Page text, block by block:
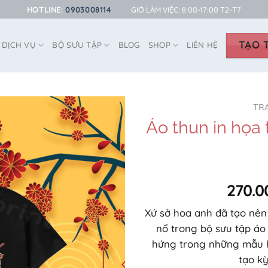
HOTLINE:0903008114 GIỜ LÀM VIỆC: 8:00-17:00 T2-T7
DỊCH VỤ BỘ SƯU TẬP BLOG SHOP LIÊN HỆ TẠO
Áo thun in họa
Xứ sở hoa anh đã tạo
nổ trong bộ sưu tập
hứng trong những mẫu
tạo